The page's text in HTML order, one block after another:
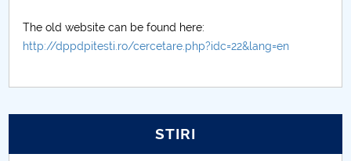
The old website can be found here:
http://dppdpitesti.ro/cercetare.php?idc=22&lang=en
STIRI